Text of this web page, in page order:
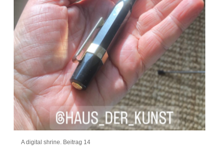
A digital shrine. Beitrag 14